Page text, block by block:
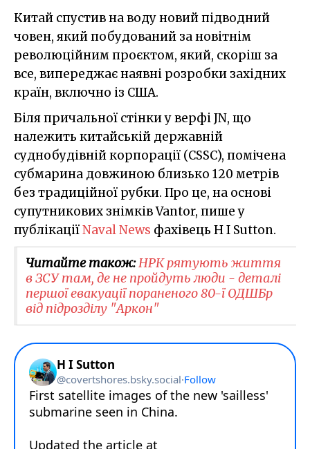
Китай спустив на воду новий підводний
човен, який побудований за новітнім
революційним проєктом, який, скоріш за
все, випереджає наявні розробки західних
країн, включно із США.
Біля причальної стінки у верфі JN, що
належить китайській державній
суднобудівній корпорації (CSSC), помічена
субмарина довжиною близько 120 метрів
без традиційної рубки. Про це, на основі
супутникових знімків Vantor, пише у
публікаціїNaval News фахівець H I Sutton.
Читайте також:НРК рятують життя
в ЗСУ там, де не пройдуть люди - деталі
першої евакуації пораненого 80-ї ОДШБр
від підрозділу "Аркон"